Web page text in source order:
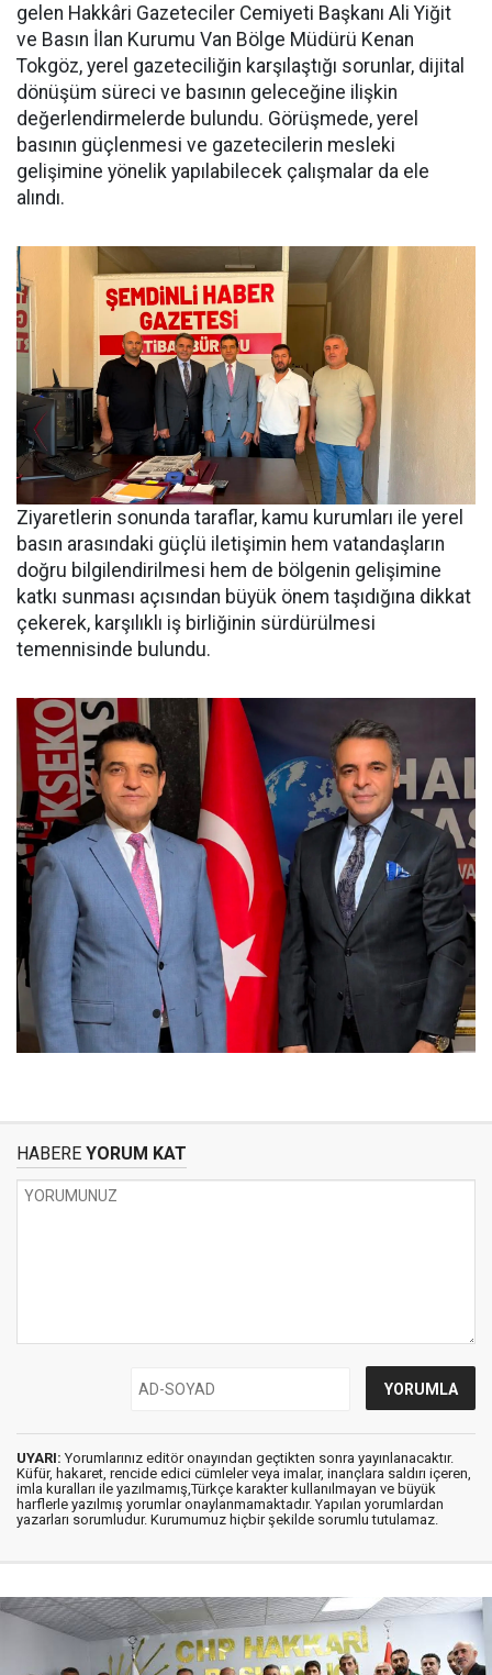
gelen Hakkâri Gazeteciler Cemiyeti Başkanı Ali Yiğit
ve Basın İlan Kurumu Van Bölge Müdürü Kenan
Tokgöz, yerel gazeteciliğin karşılaştığı sorunlar, dijital
dönüşüm süreci ve basının geleceğine ilişkin
değerlendirmelerde bulundu. Görüşmede, yerel
basının güçlenmesi ve gazetecilerin mesleki
gelişimine yönelik yapılabilecek çalışmalar da ele
alındı.
Ziyaretlerin sonunda taraflar, kamu kurumları ile yerel
basın arasındaki güçlü iletişimin hem vatandaşların
doğru bilgilendirilmesi hem de bölgenin gelişimine
katkı sunması açısından büyük önem taşıdığına dikkat
çekerek, karşılıklı iş birliğinin sürdürülmesi
temennisinde bulundu.
HABERE YORUM KAT
UYARI: Yorumlarınız editör onayından geçtikten sonra yayınlanacaktır.
Küfür, hakaret, rencide edici cümleler veya imalar, inançlara saldırı içeren,
imla kuralları ile yazılmamış,Türkçe karakter kullanılmayan ve büyük
harflerle yazılmış yorumlar onaylanmamaktadır. Yapılan yorumlardan
yazarları sorumludur. Kurumumuz hiçbir şekilde sorumlu tutulamaz.